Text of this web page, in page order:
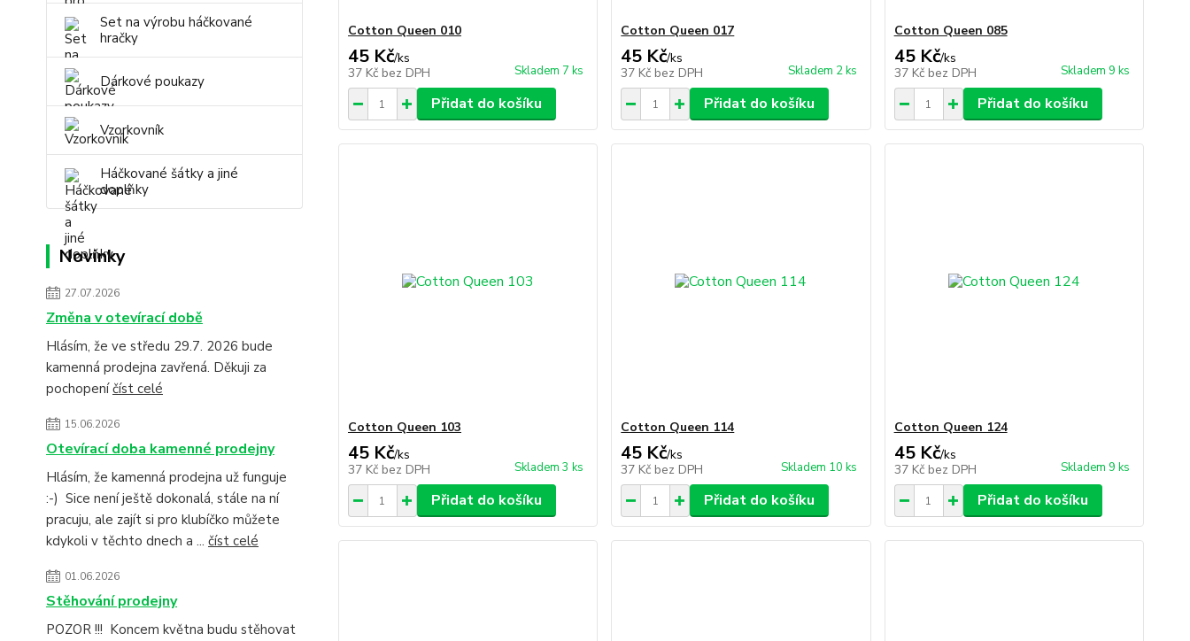
Set na výrobu háčkované
hračky
Dárkové poukazy
Vzorkovník
Háčkované šátky a jiné
doplňky
Novinky
27.07.2026
Změna v otevírací době
Hlásím, že ve středu 29.7. 2026 bude
kamenná prodejna zavřená. Děkuji za
pochopeníčíst celé
15.06.2026
Otevírací doba kamenné prodejny
Hlásím, že kamenná prodejna už funguje
:-) Sice není ještě dokonalá, stále na ní
pracuju, ale zajít si pro klubíčko můžete
kdykoli v těchto dnech a ... číst celé
01.06.2026
Stěhování prodejny
POZOR !!! Koncem května budu stěhovat
Cotton Queen 010
45 Kč/ks
37 Kč bez DPH Skladem 7 ks
Přidat do košíku
Cotton Queen 017
45 Kč/ks
37 Kč bez DPH Skladem 2 ks
Přidat do košíku
Cotton Queen 085
45 Kč/ks
37 Kč bez DPH Skladem 9 ks
Přidat do košíku
Cotton Queen 103
45 Kč/ks
37 Kč bez DPH Skladem 3 ks
Přidat do košíku
Cotton Queen 114
45 Kč/ks
37 Kč bez DPH Skladem 10 ks
Přidat do košíku
Cotton Queen 124
45 Kč/ks
37 Kč bez DPH Skladem 9 ks
Přidat do košíku